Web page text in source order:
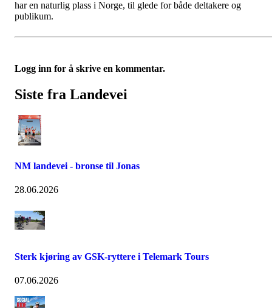
har en naturlig plass i Norge, til glede for både deltakere og
publikum.
Logg inn for å skrive en kommentar.
Siste fra Landevei
NM landevei - bronse til Jonas
28.06.2026
Sterk kjøring av GSK-ryttere i Telemark Tours
07.06.2026